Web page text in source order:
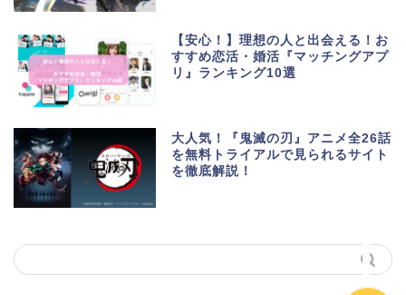
【安心！】理想の人と出会える！お
すすめ恋活・婚活『マッチングアプ
リ』ランキング10選
大人気！『鬼滅の刃』アニメ全26話
を無料トライアルで見られるサイト
を徹底解説！
生活便利アプリ・ゲーム
アプリ
ポイントサイト・お小遣
美容・健康・マッチング
動画・マンガ配信サービ